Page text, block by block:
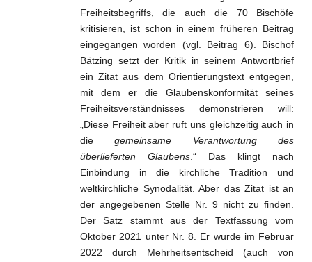
Freiheitsbegriffs, die auch die 70 Bischöfe
kritisieren, ist schon in einem früheren Beitrag
eingegangen worden (vgl. Beitrag 6). Bischof
Bätzing setzt der Kritik in seinem Antwortbrief
ein Zitat aus dem Orientierungstext entgegen,
mit dem er die Glaubenskonformität seines
Freiheitsverständnisses demonstrieren will:
„Diese Freiheit aber ruft uns gleichzeitig auch in
diegemeinsame Verantwortung des
überlieferten Glaubens .“ Das klingt nach
Einbindung in die kirchliche Tradition und
weltkirchliche Synodalität. Aber das Zitat ist an
der angegebenen Stelle Nr. 9 nicht zu finden.
Der Satz stammt aus der Textfassung vom
Oktober 2021 unter Nr. 8. Er wurde im Februar
2022 durch Mehrheitsentscheid (auch von